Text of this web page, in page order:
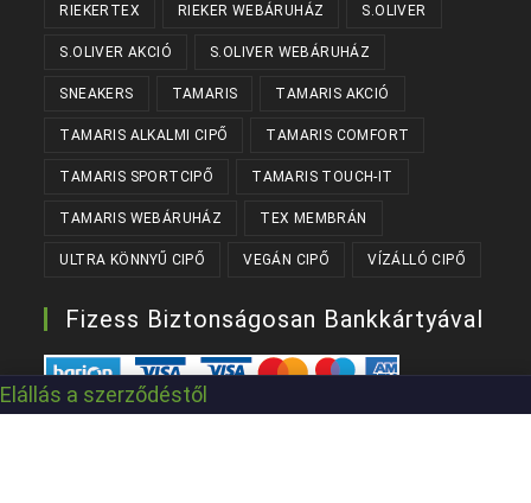
RIEKERTEX RIEKER WEBÁRUHÁZ S.OLIVER
S.OLIVER AKCIÓ S.OLIVER WEBÁRUHÁZ
SNEAKERS TAMARIS TAMARIS AKCIÓ
TAMARIS ALKALMI CIPŐ TAMARIS COMFORT
TAMARIS SPORTCIPŐ TAMARIS TOUCH-IT
TAMARIS WEBÁRUHÁZ TEX MEMBRÁN
ULTRA KÖNNYŰ CIPŐ VEGÁN CIPŐ VÍZÁLLÓ CIPŐ
Fizess Biztonságosan Bankkártyával
Elállás a szerződéstől